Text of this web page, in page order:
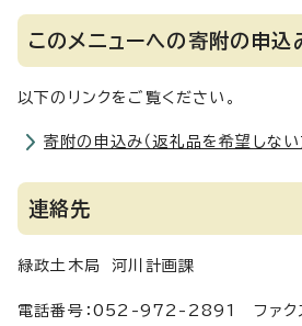
このメニューへの寄附の申込
以下のリンクをご覧ください。
寄附の申込み（返礼品を希望しない
連絡先
緑政土木局 河川計画課
電話番号：052-972-2891 ファク